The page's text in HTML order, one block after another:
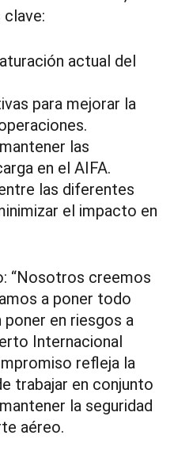
actual del
para mejorar la
las
en el AIFA.
las diferentes
el impacto en
“Nosotros creemos
a poner todo
poner en riesgos a
Internacional
refleja la
trabajar en conjunto
la seguridad
aéreo.